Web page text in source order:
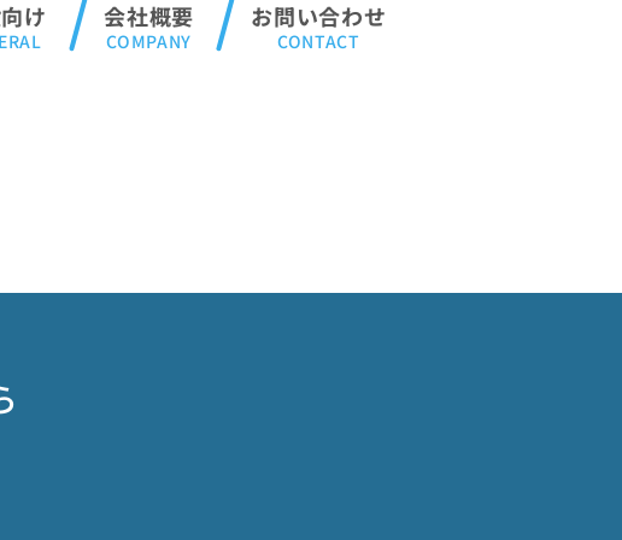
け 会社概要 お問い合わせ